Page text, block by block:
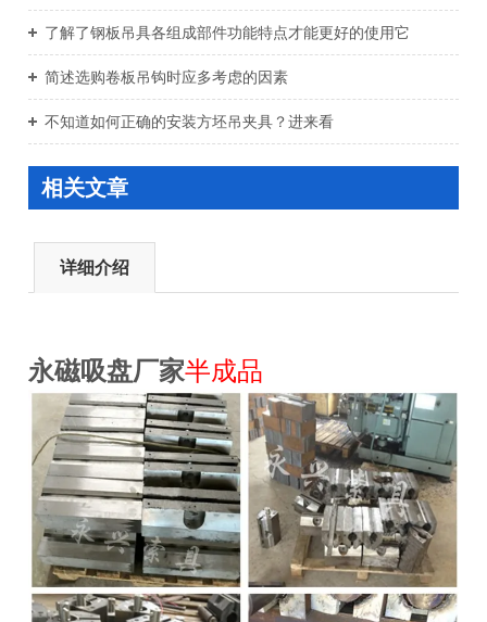
了解了钢板吊具各组成部件功能特点才能更好的使用它
简述选购卷板吊钩时应多考虑的因素
不知道如何正确的安装方坯吊夹具？进来看
相关文章
详细介绍
永磁吸盘厂家半成品